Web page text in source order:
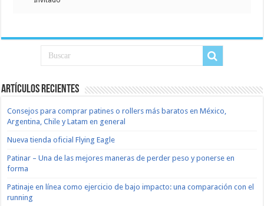
Artículos recientes
Consejos para comprar patines o rollers más baratos en México,
Argentina, Chile y Latam en general
Nueva tienda oficial Flying Eagle
Patinar – Una de las mejores maneras de perder peso y ponerse en
forma
Patinaje en línea como ejercicio de bajo impacto: una comparación con el
running